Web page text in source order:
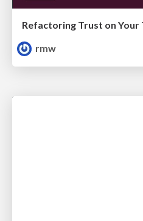
rmw